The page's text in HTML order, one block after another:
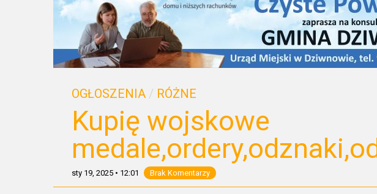
OGŁOSZENIA / RÓŻNE
Kupię wojskowe
sty 19, 2025 • 12:01 Brak Komentarzy